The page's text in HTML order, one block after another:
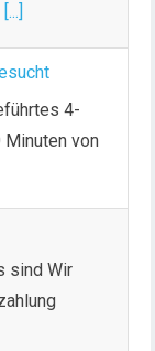
[...]
4-
Minuten von
sind Wir